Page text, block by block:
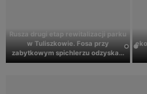
etap rewitalizacji parku
Fosa przy
spichlerzu odzyska...
Gmina
ekologię.
filmów